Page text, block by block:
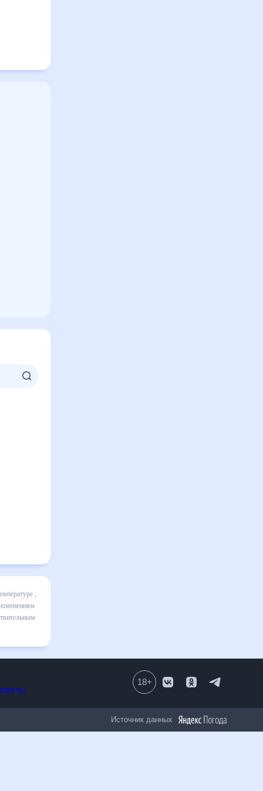
и даст
30 дней.
18+
Источник данных